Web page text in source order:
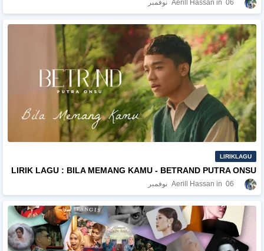
Aerill Hassan 06 نوفمبر
LIRIKLAGU
LIRIK LAGU : BILA MEMANG KAMU - BETRAND PUTRA ONSU
Aerill Hassan 06 نوفمبر